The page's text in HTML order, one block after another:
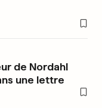
de Nordahl
une lettre